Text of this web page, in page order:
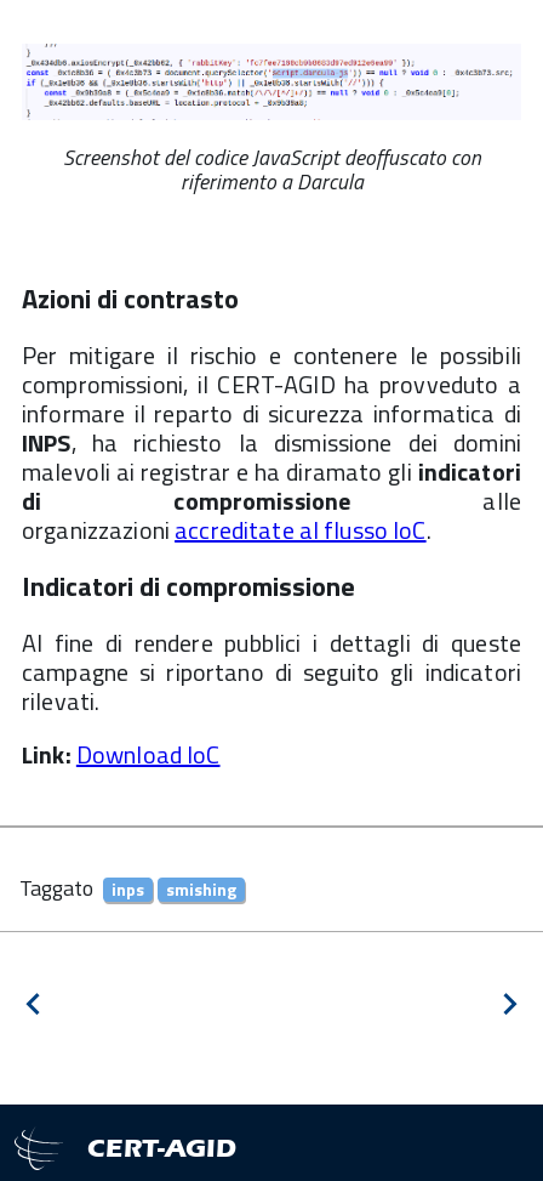
Screenshot del codice JavaScript deoffuscato con
riferimento a Darcula
Azioni di contrasto
Per mitigare il rischio e contenere le possibili
compromissioni, il CERT-AGID ha provveduto a
informare il reparto di sicurezza informatica di
INPS, ha richiesto la dismissione dei domini
malevoli ai registrar e ha diramato gli indicatori
di compromissione alle
organizzazioniaccreditate al flusso IoC.
Indicatori di compromissione
Al fine di rendere pubblici i dettagli di queste
campagne si riportano di seguito gli indicatori
rilevati.
Link:Download IoC
Taggato inps smishing
Navigazione
Notizia
CERT-AGID